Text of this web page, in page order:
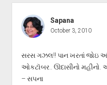
Sapana
October 3, 2010
સરસ ગઝલ!! પાન ખરતાં જોઇ
ઓકટૉબર.. ઊદાસીનો મહીનો.
– સપના